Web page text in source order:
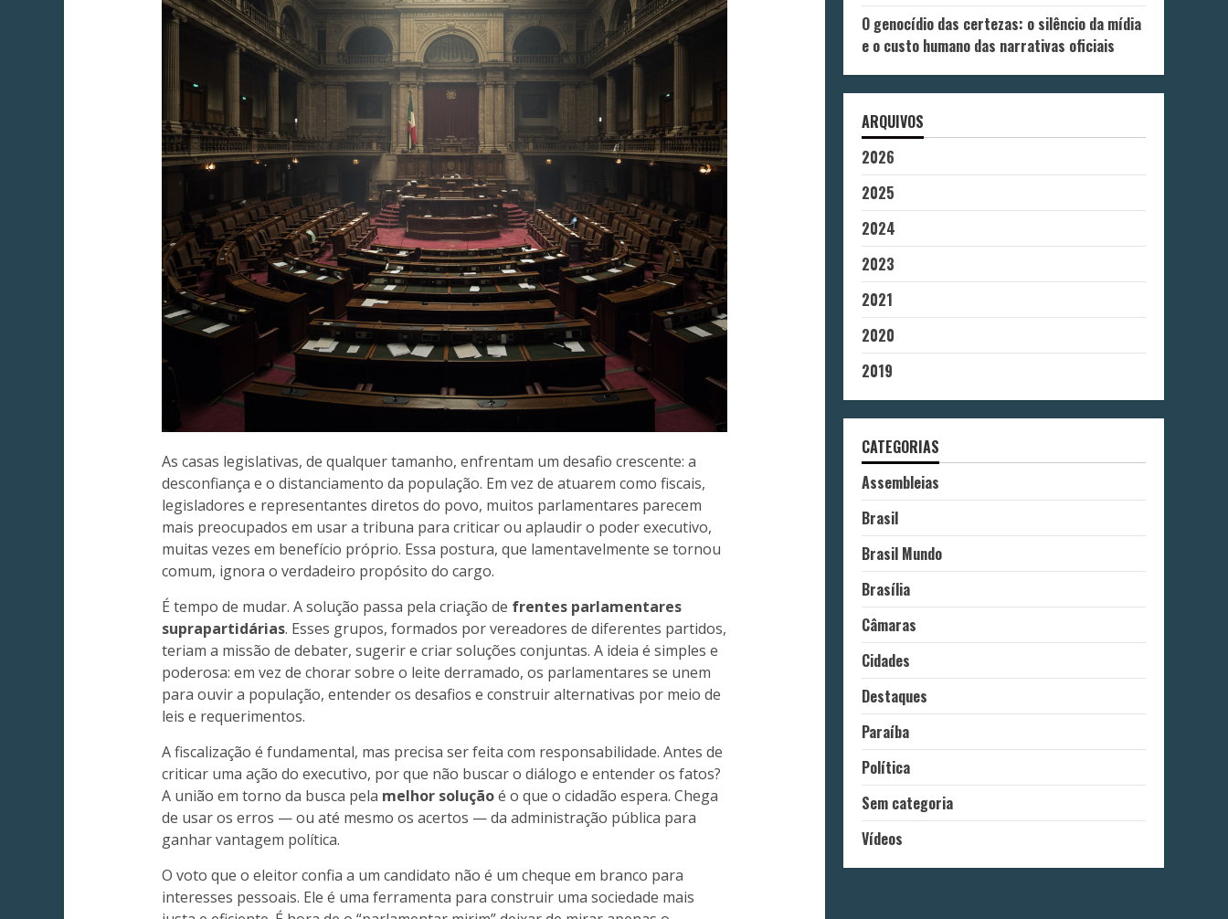
As casas legislativas, de qualquer tamanho, enfrentam um desafio crescente: a
desconfiança e o distanciamento da população. Em vez de atuarem como fiscais,
legisladores e representantes diretos do povo, muitos parlamentares parecem
mais preocupados em usar a tribuna para criticar ou aplaudir o poder executivo,
muitas vezes em benefício próprio. Essa postura, que lamentavelmente se tornou
comum, ignora o verdadeiro propósito do cargo.
É tempo de mudar. A solução passa pela criação de frentes parlamentares
suprapartidárias. Esses grupos, formados por vereadores de diferentes partidos,
teriam a missão de debater, sugerir e criar soluções conjuntas. A ideia é simples e
poderosa: em vez de chorar sobre o leite derramado, os parlamentares se unem
para ouvir a população, entender os desafios e construir alternativas por meio de
leis e requerimentos.
A fiscalização é fundamental, mas precisa ser feita com responsabilidade. Antes de
criticar uma ação do executivo, por que não buscar o diálogo e entender os fatos?
A união em torno da busca pela melhor soluçãoé o que o cidadão espera. Chega
de usar os erros — ou até mesmo os acertos — da administração pública para
ganhar vantagem política.
O voto que o eleitor confia a um candidato não é um cheque em branco para
interesses pessoais. Ele é uma ferramenta para construir uma sociedade mais
O genocídio das certezas: o silêncio da mídia
e o custo humano das narrativas oficiais
ARQUIVOS
2026
2025
2024
2023
2021
2020
2019
CATEGORIAS
Assembleias
Brasil
Brasil Mundo
Brasília
Câmaras
Cidades
Destaques
Paraíba
Política
Sem categoria
Vídeos